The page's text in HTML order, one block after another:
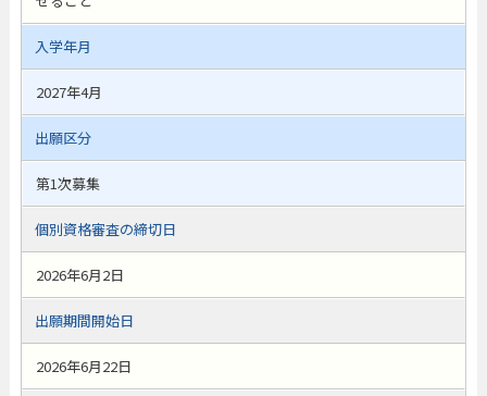
入学年月
2027年4月
出願区分
第1次募集
個別資格審査の締切日
2026年6月2日
出願期間開始日
2026年6月22日